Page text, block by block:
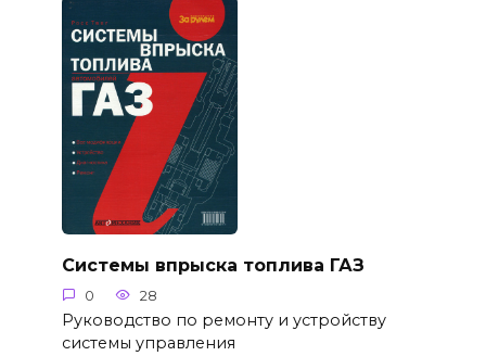
Системы впрыска топлива ГАЗ
0 28
Руководство по ремонту и устройству
системы управления